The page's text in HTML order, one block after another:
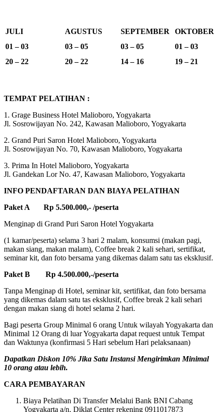
JULI AGUSTUS SEPTEMBER
OKTOBER
01 – 03
03 – 05 03 – 05
01 – 03
20 – 22
20 – 22 14 – 16 19 – 21
TEMPAT PELATIHAN :
1. Grage Business Hotel Malioboro, Yogyakarta
Jl. Sosrowijayan No. 242, Kawasan Malioboro, Yogyakarta
2. Grand Puri Saron Hotel Malioboro, Yogyakarta
Jl. Sosrowijayan No. 70, Kawasan Malioboro, Yogyakarta
3. Prima In Hotel Malioboro, Yogyakarta
Jl. Gandekan Lor No. 47, Kawasan Malioboro, Yogyakarta
INFO PENDAFTARAN DAN BIAYA PELATIHAN
Paket A Rp 5.500.000,- /peserta
Menginap di Grand Puri Saron Hotel Yogyakarta
(1 kamar/peserta) selama 3 hari 2 malam, konsumsi (makan pagi,
makan siang, makan malam), Coffee break 2 kali sehari, sertifikat,
seminar kit, dan foto bersama yang dikemas dalam satu tas eksklusif.
Paket B Rp 4.500.000,-/peserta
Tanpa Menginap di Hotel, seminar kit, sertifikat, dan foto bersama
yang dikemas dalam satu tas eksklusif, Coffee break 2 kali sehari
dengan makan siang di hotel selama 2 hari.
Bagi peserta Group Minimal 6 orang Untuk wilayah Yogyakarta dan
Minimal 12 Orang di luar Yogyakarta dapat request untuk Tempat
dan Waktunya (konfirmasi 5 Hari sebelum Hari pelaksanaan)
Dapatkan Diskon 10% Jika Satu Instansi Mengirimkan Minimal
10 orang atau lebih.
CARA PEMBAYARAN
Biaya Pelatihan Di Transfer Melalui Bank BNI Cabang
Yogyakarta a/n. Diklat Center rekening 0911017873